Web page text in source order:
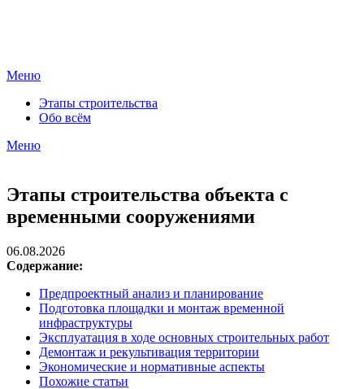
Меню
Этапы строительства
Обо всём
Меню
Этапы строительства объекта с
временными сооружениями
06.08.2026
Содержание:
Предпроектный анализ и планирование
Подготовка площадки и монтаж временной
инфраструктуры
Эксплуатация в ходе основных строительных работ
Демонтаж и рекультивация территории
Экономические и нормативные аспекты
Похожие статьи